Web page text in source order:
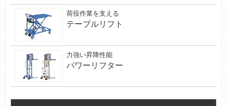
荷役作業を支える
テーブルリフト
力強い昇降性能
パワーリフター